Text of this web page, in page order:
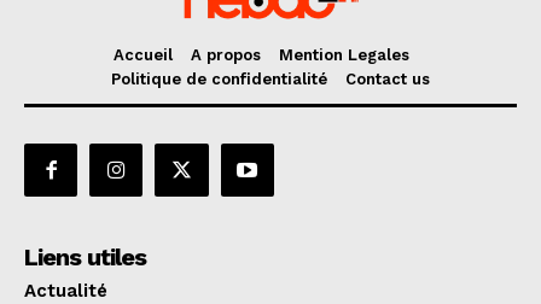
Accueil A propos
Mention Legales
Politique de confidentialité
Contact us
Liens utiles
Actualité